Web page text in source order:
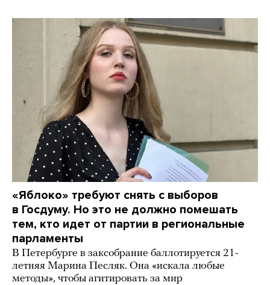
«Яблоко» требуют снять с выборов
в Госдуму. Но это не должно помешать
тем, кто идет от партии в региональные
парламенты
В Петербурге в заксобрание баллотируется 21-
летняя Марина Песляк. Она «искала любые
методы», чтобы агитировать за мир